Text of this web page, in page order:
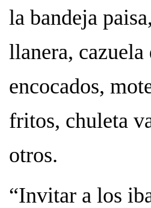
la bandeja
llanera, cazuela
encocados,
fritos, chuleta
otros.
“Invitar a los